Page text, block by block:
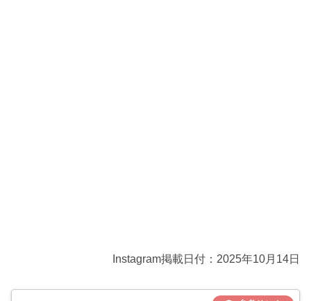
Instagram掲載日付：2025年10月14日